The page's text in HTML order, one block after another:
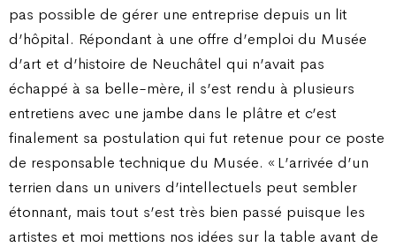
pas possible de gérer une entreprise depuis un lit
d’hôpital. Répondant à une offre d’emploi du Musée
d’art et d’histoire de Neuchâtel qui n’avait pas
échappé à sa belle-mère, il s’est rendu à plusieurs
entretiens avec une jambe dans le plâtre et c’est
finalement sa postulation qui fut retenue pour ce poste
de responsable technique du Musée. « L’arrivée d’un
terrien dans un univers d’intellectuels peut sembler
étonnant, mais tout s’est très bien passé puisque les
artistes et moi mettions nos idées sur la table avant de